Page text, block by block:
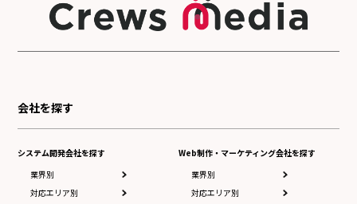
会社を探す
システム開発会社を探す
業界別
対応エリア別
Web制作・マーケティング会社を探す
業界別
対応エリア別